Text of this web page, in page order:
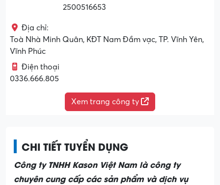
2500516653
Địa chỉ:
Toà Nhà Minh Quân, KĐT Nam Đầm vạc, TP. Vĩnh Yên,
Vĩnh Phúc
Điện thoại
0336.666.805
Xem trang công ty
CHI TIẾT TUYỂN DỤNG
Công ty TNHH Kason Việt Nam là công ty
chuyên cung cấp các sản phẩm và dịch vụ